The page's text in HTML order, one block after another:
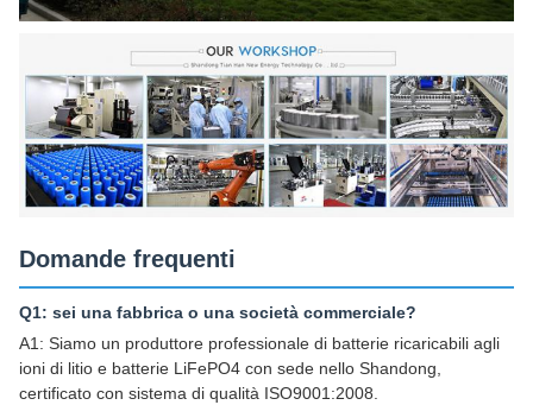
Domande frequenti
Q1: sei una fabbrica o una società commerciale?
A1: Siamo un produttore professionale di batterie ricaricabili agli
ioni di litio e batterie LiFePO4 con sede nello Shandong,
certificato con sistema di qualità ISO9001:2008.